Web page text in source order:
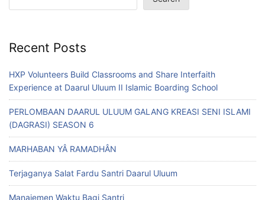
Recent Posts
HXP Volunteers Build Classrooms and Share Interfaith
Experience at Daarul Uluum II Islamic Boarding School
PERLOMBAAN DAARUL ULUUM GALANG KREASI SENI ISLAMI
(DAGRASI) SEASON 6
MARHABAN YÂ RAMADHÂN
Terjaganya Salat Fardu Santri Daarul Uluum
Manajemen Waktu Bagi Santri